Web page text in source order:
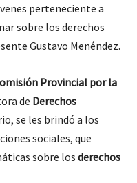
perteneciente a
sobre los derechos
Gustavo Menéndez.
Provincial por la
de Derechos
se les brindó a los
sociales, que
sobre los derechos